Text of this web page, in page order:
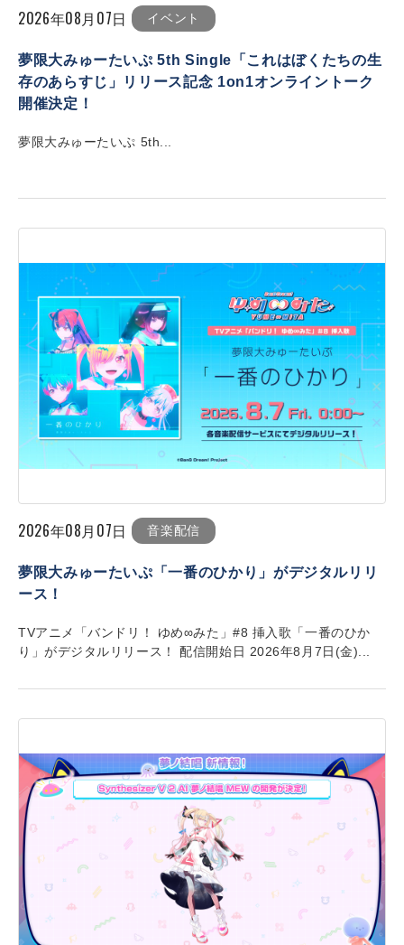
2026年08月07日 イベント
夢限大みゅーたいぷ 5th Single「これはぼくたちの生
存のあらすじ」リリース記念 1on1オンライントーク
開催決定！
夢限大みゅーたいぷ 5th...
2026年08月07日 音楽配信
夢限大みゅーたいぷ「一番のひかり」がデジタルリリ
ース！
TVアニメ「バンドリ！ ゆめ∞みた」#8 挿入歌「一番のひか
り」がデジタルリリース！ 配信開始日 2026年8月7日(金)...